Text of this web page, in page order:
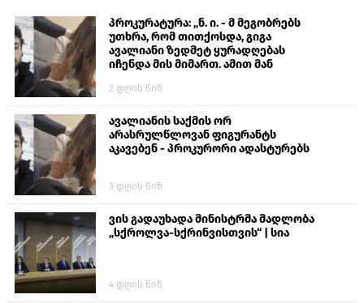
პროკურატურა: „ნ. ი. - მ მეგობრებს
უთხრა, რომ თითქოსდა, გიგა
ავალიანი ზედმეტ ყურადღებას
იჩენდა მის მიმართ. ამით მან
თავს დასხმოდა გიგა ავალიანს“
2 დღის წინ
ავალიანის საქმის ორ
არასრულწლოვან ფიგურანტს
აკავებენ - პროკურორი ადასტურებს
3 დღის წინ
ვის გადაუხადა მინისტრმა მადლობა
„სქროლვა-სქრინვისთვის“ | სია
4 დღის წინ